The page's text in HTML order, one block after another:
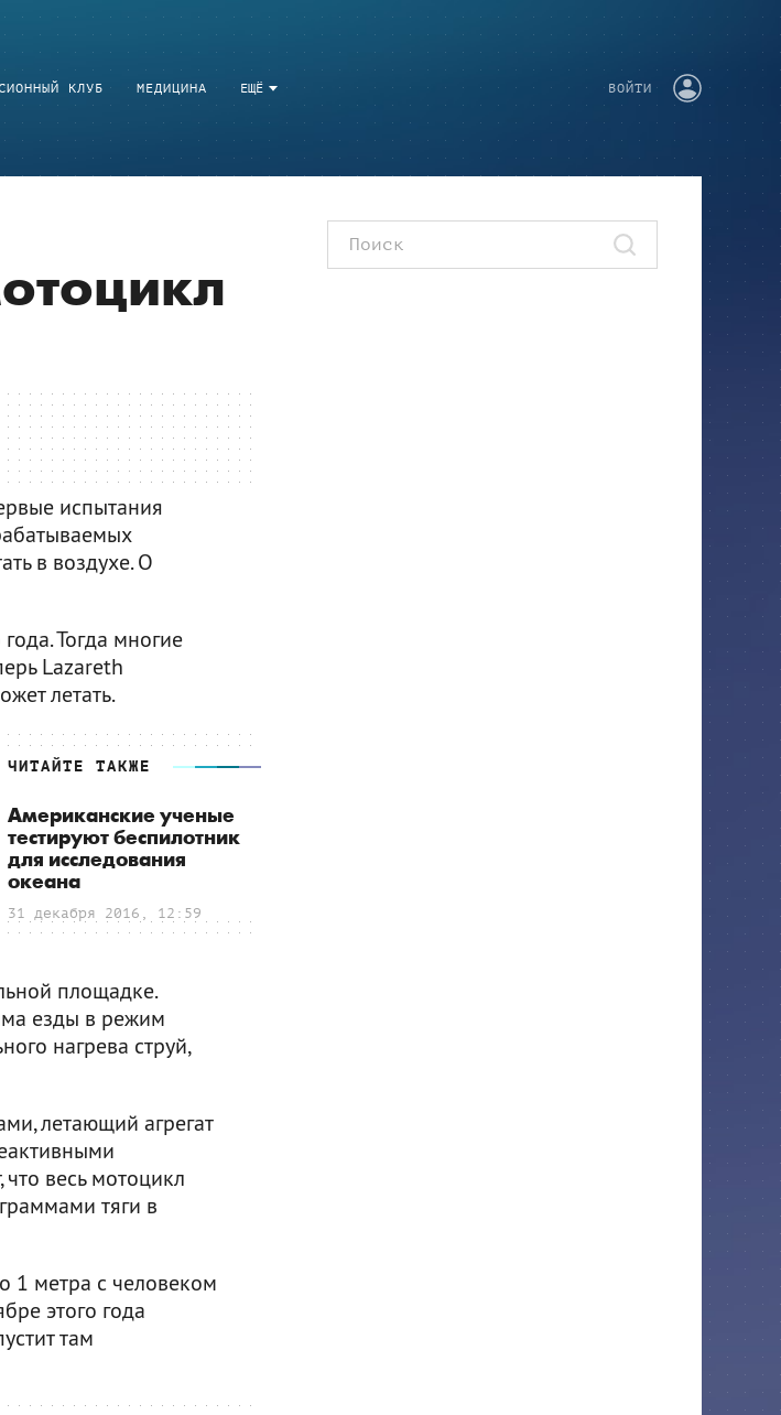
ЕЩЁ
КЛУБ МЕДИЦИНА ВОЙТИ
испытания
в воздухе. О
Тогда многие
Lazareth
летать.
ЧИТАЙТЕ ТАКЖЕ
Американские ученые
тестируют беспилотник
для исследования
океана
31 декабря 2016, 12:59
площадке.
езды в режим
нагрева струй,
летающий агрегат
весь мотоцикл
тяги в
1 метра с человеком
этого года
там